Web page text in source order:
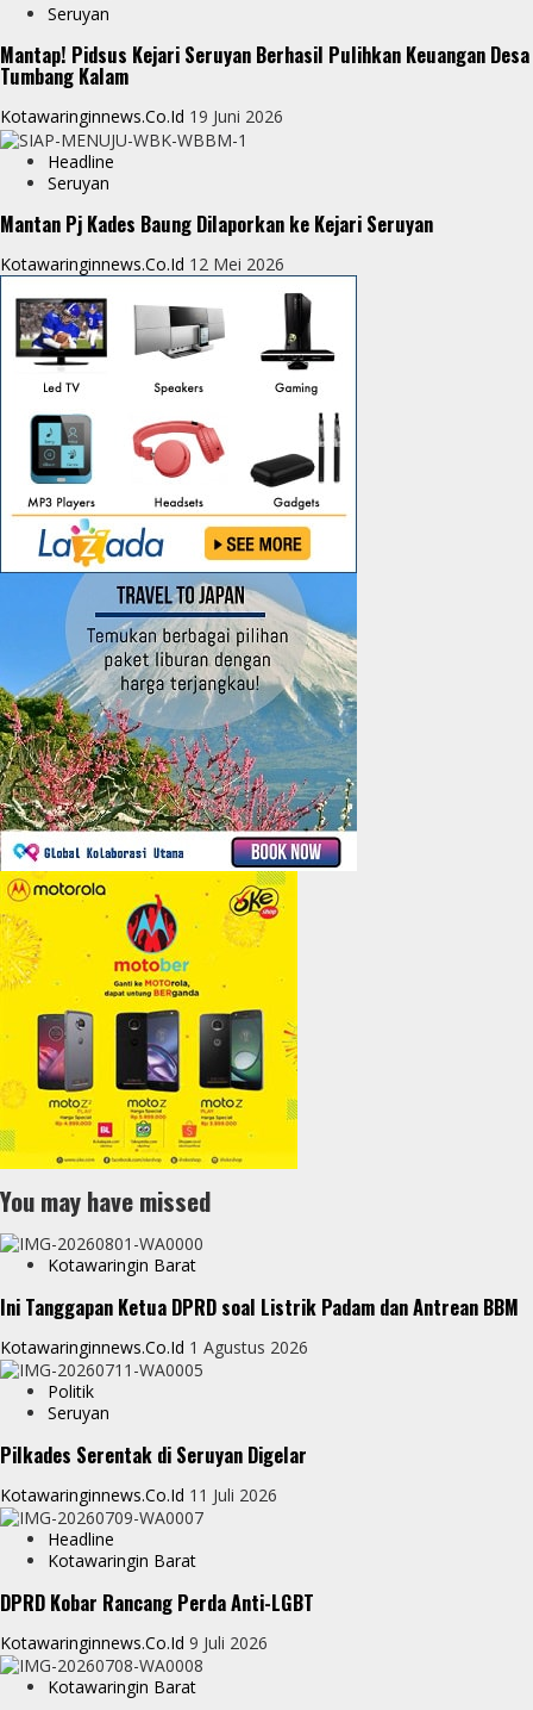
Seruyan
Mantap! Pidsus Kejari Seruyan Berhasil Pulihkan Keuangan Desa
Tumbang Kalam
Kotawaringinnews.co.id 19 Juni 2026
Headline
Seruyan
Mantan Pj Kades Baung Dilaporkan ke Kejari Seruyan
Kotawaringinnews.co.id 12 Mei 2026
You may have missed
Kotawaringin Barat
Ini Tanggapan Ketua DPRD soal Listrik Padam dan Antrean BBM
Kotawaringinnews.co.id 1 Agustus 2026
Politik
Seruyan
Pilkades Serentak di Seruyan Digelar
Kotawaringinnews.co.id 11 Juli 2026
Headline
Kotawaringin Barat
DPRD Kobar Rancang Perda Anti-LGBT
Kotawaringinnews.co.id 9 Juli 2026
Kotawaringin Barat